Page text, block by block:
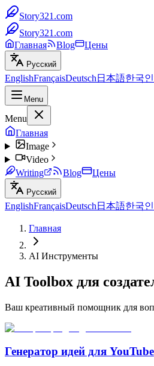
Story321.com
Story321.com
Главная
Blog Цены
Русский
EnglishFrançaisDeutsch 日本語한국인
Menu
Menu
Главная
Image
Video
Writing
Blog Цены
Русский
EnglishFrançaisDeutsch 日本語한국인
Главная
AI Инструменты
AI Toolbox для
Ваш креативный помощник для
Генератор идей для YouTube